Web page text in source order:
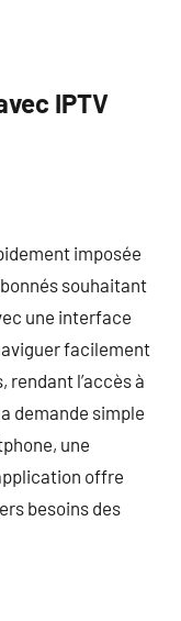
IPTV
imposée
souhaitant
une interface
facilement
l’accès à
demande simple
une
offre
besoins des